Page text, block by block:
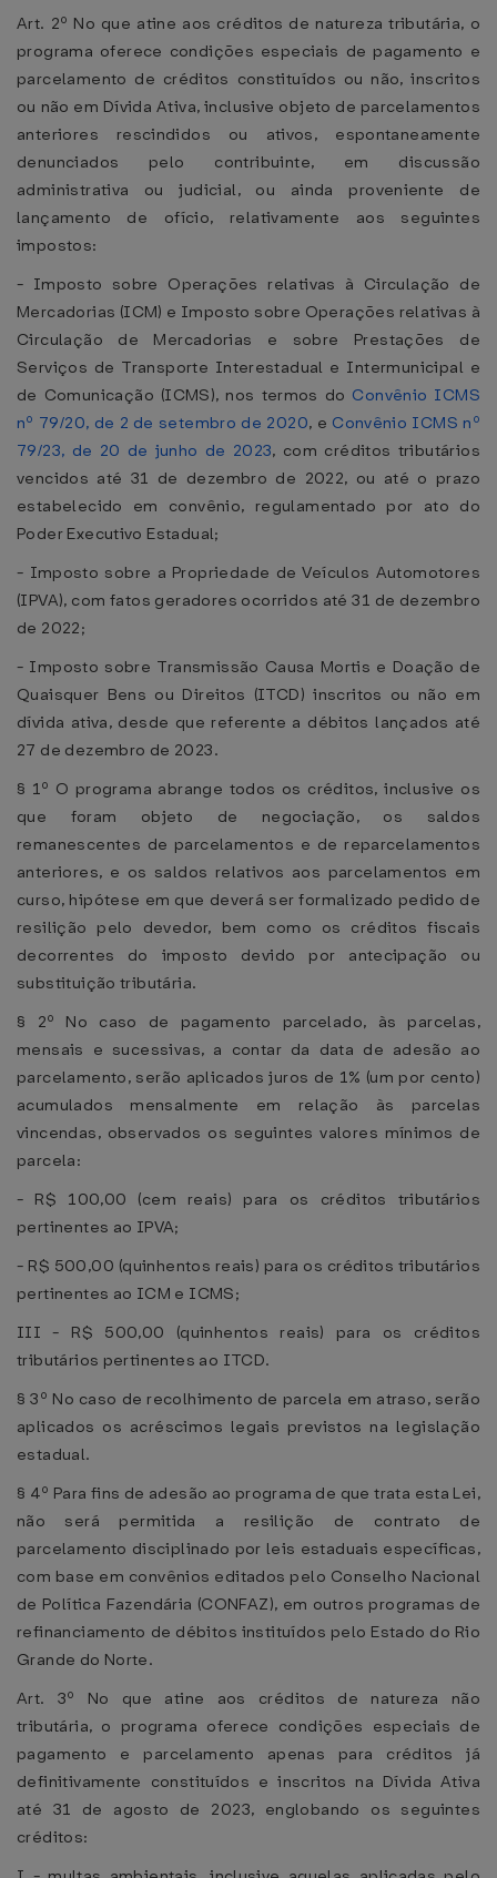
Art. 2º No que atine aos créditos de natureza tributária, o
programa oferece condições especiais de pagamento e
parcelamento de créditos constituídos ou não, inscritos
ou não em Dívida Ativa, inclusive objeto de parcelamentos
anteriores rescindidos ou ativos, espontaneamente
denunciados pelo contribuinte, em discussão
administrativa ou judicial, ou ainda proveniente de
lançamento de ofício, relativamente aos seguintes
impostos:
- Imposto sobre Operações relativas à Circulação de
Mercadorias (ICM) e Imposto sobre Operações relativas à
Circulação de Mercadorias e sobre Prestações de
Serviços de Transporte Interestadual e Intermunicipal e
de Comunicação (ICMS), nos termos do Convênio ICMS
nº 79/20, de 2 de setembro de 2020, e Convênio ICMS nº
79/23, de 20 de junho de 2023, com créditos tributários
vencidos até 31 de dezembro de 2022, ou até o prazo
estabelecido em convênio, regulamentado por ato do
Poder Executivo Estadual;
- Imposto sobre a Propriedade de Veículos Automotores
(IPVA), com fatos geradores ocorridos até 31 de dezembro
de 2022;
- Imposto sobre Transmissão Causa Mortis e Doação de
Quaisquer Bens ou Direitos (ITCD) inscritos ou não em
dívida ativa, desde que referente a débitos lançados até
27 de dezembro de 2023.
§ 1º O programa abrange todos os créditos, inclusive os
que foram objeto de negociação, os saldos
remanescentes de parcelamentos e de reparcelamentos
anteriores, e os saldos relativos aos parcelamentos em
curso, hipótese em que deverá ser formalizado pedido de
resilição pelo devedor, bem como os créditos fiscais
decorrentes do imposto devido por antecipação ou
substituição tributária.
§ 2º No caso de pagamento parcelado, às parcelas,
mensais e sucessivas, a contar da data de adesão ao
parcelamento, serão aplicados juros de 1% (um por cento)
acumulados mensalmente em relação às parcelas
vincendas, observados os seguintes valores mínimos de
parcela:
- R$ 100,00 (cem reais) para os créditos tributários
pertinentes ao IPVA;
- R$ 500,00 (quinhentos reais) para os créditos tributários
pertinentes ao ICM e ICMS;
III - R$ 500,00 (quinhentos reais) para os créditos
tributários pertinentes ao ITCD.
§ 3º No caso de recolhimento de parcela em atraso, serão
aplicados os acréscimos legais previstos na legislação
estadual.
§ 4º Para fins de adesão ao programa de que trata esta Lei,
não será permitida a resilição de contrato de
parcelamento disciplinado por leis estaduais específicas,
com base em convênios editados pelo Conselho Nacional
de Política Fazendária (CONFAZ), em outros programas de
refinanciamento de débitos instituídos pelo Estado do Rio
Grande do Norte.
Art. 3º No que atine aos créditos de natureza não
tributária, o programa oferece condições especiais de
pagamento e parcelamento apenas para créditos já
definitivamente constituídos e inscritos na Dívida Ativa
até 31 de agosto de 2023, englobando os seguintes
créditos: